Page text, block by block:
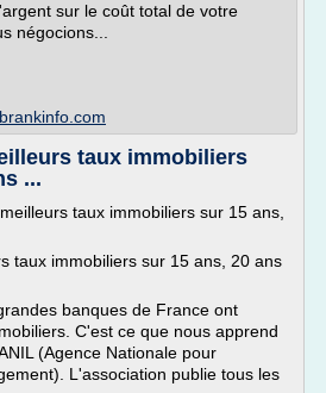
sur le coût total de votre
négocions...
taux immobiliers
...
taux immobiliers sur 15 ans,
taux immobiliers sur 15 ans, 20 ans
banques de France ont
C'est ce que nous apprend
(Agence Nationale pour
L'association publie tous les